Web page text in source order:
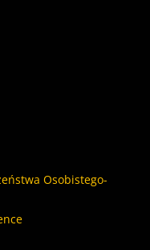
Osobistego-